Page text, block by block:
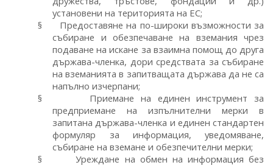
установени на територията на ЕС;
§
Предоставяне на по-широки възможности за
събиране и обезпечаване на вземания чрез
подаване на искане за взаимна помощ до друга
държава-членка, дори средствата за събиране
на вземанията в запитващата държава да не са
напълно изчерпани;
§
Приемане на единен инструмент за
предприемане на изпълнителни мерки в
запитана държава-членка и единен стандартен
формуляр за информация, уведомяване,
събиране на вземане и обезпечителни мерки;
§
Уреждане на обмен на информация без